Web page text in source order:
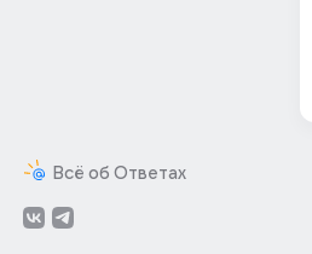
Всё об Ответах